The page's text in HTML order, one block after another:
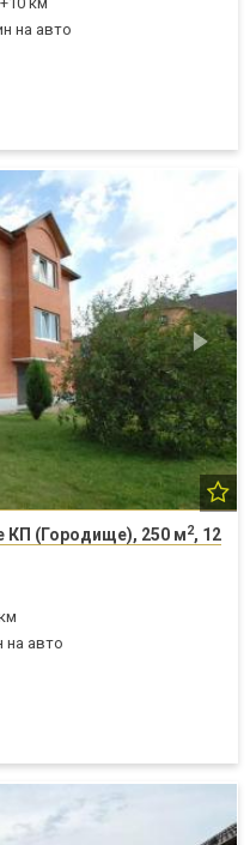
на авто
КП (Городище), 250 м2, 12
на авто